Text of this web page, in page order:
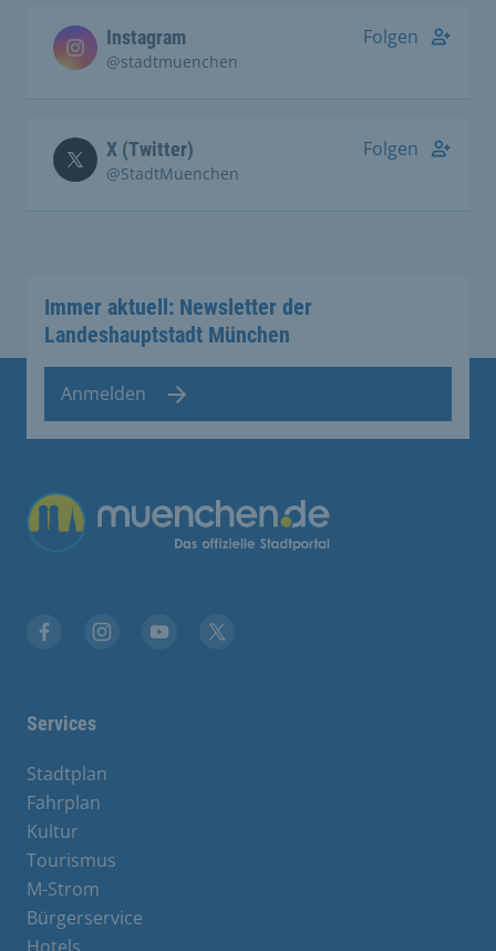
Instagram
@stadtmuenchen
Folgen
X (Twitter)
@StadtMuenchen
Folgen
Immer aktuell: Newsletter der
Landeshauptstadt München
Anmelden
Übergreifende Links
Services
Stadtplan
Fahrplan
Kultur
Tourismus
M-Strom
Bürgerservice